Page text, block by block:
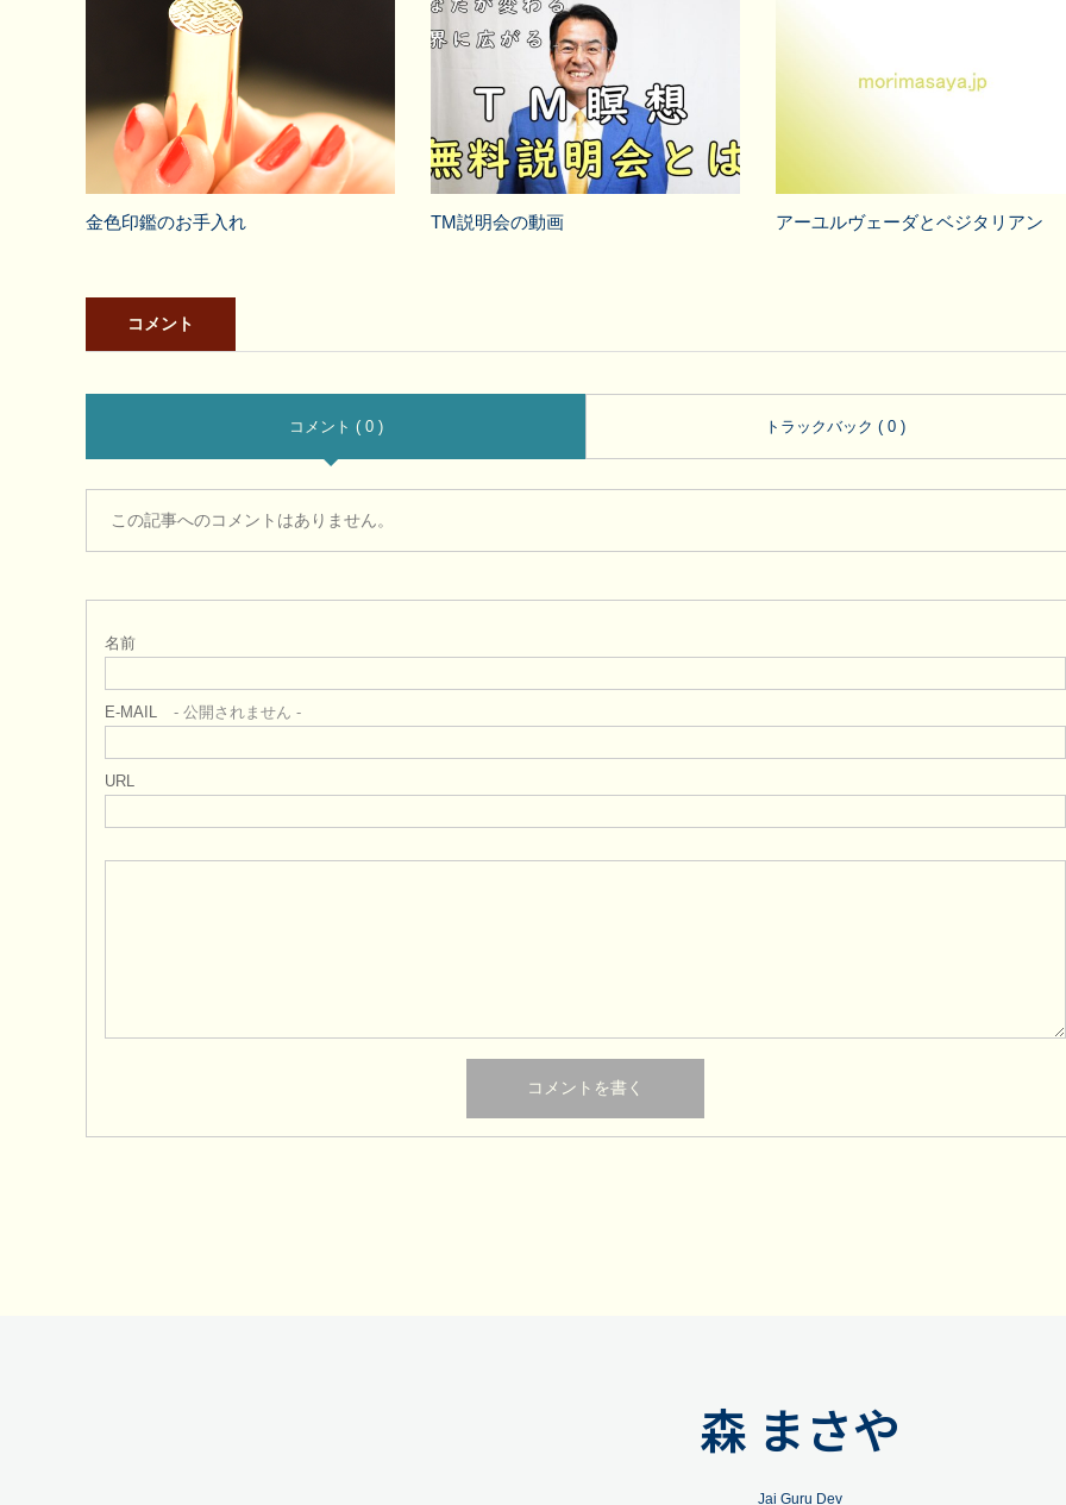
金色印鑑のお手入れ TM説明会の動画 アーユルヴェーダとベジタリアン
コメント
コメント ( 0 ) トラックバック ( 0 )
この記事へのコメントはありません。
名前
E-MAIL - 公開されません -
URL
森 まさや
Jai Guru Dev